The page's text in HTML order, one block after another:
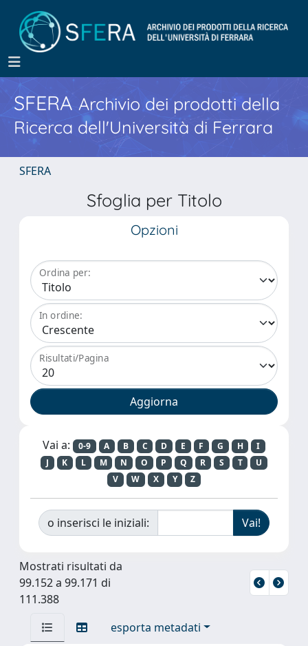
SFERA Archivio dei prodotti della
Ricerca dell'Università di Ferrara
SFERA
Sfoglia per Titolo
Opzioni
Ordina per:
In ordine:
Risultati/Pagina
Vai a: 0-9 A B C D E F G H
I
J
K L M N O P Q R S T
U
V
W X Y Z
o inserisci le iniziali:
Mostrati risultati da
99.152 a 99.171 di
111.388
esporta metadati